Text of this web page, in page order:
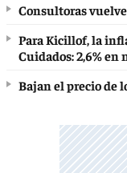
Consultoras
Para Kicillof, la
Cuidados: 2,6% en
Bajan el precio de